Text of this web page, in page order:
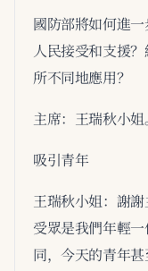
國防部將如何進
人民接受和支援
所不同地應用？
主席：王瑞秋小姐
吸引青年
王瑞秋小姐：謝
受眾是我們年輕
同，今天的青年